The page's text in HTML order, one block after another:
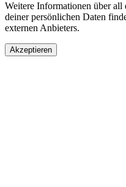
Weitere Informationen über all
deiner persönlichen Daten
externen Anbieters.
Akzeptieren